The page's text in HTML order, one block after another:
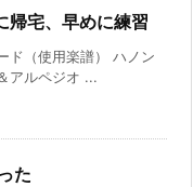
帰宅、早めに練習
ド（使用楽譜） ハノン
アルペジオ ...
た